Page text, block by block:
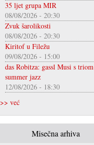
35 ljet grupa MIR
08/08/2026 - 20:30
Zvuk šarolikosti
08/08/2026 - 20:30
Kiritof u Filežu
09/08/2026 - 15:00
das Robitza: gassl Musi s triom
summer jazz
12/08/2026 - 18:30
>> već
Misečna arhiva